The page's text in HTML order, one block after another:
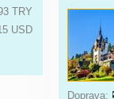
TRY
USD
Doprava: